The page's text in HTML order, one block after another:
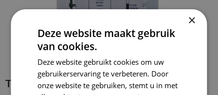
Thermostaataansluiting
×
Deze website maakt gebruik
van cookies.
Deze website gebruikt cookies om uw
gebruikerservaring te verbeteren. Door
onze website te gebruiken, stemt u in met